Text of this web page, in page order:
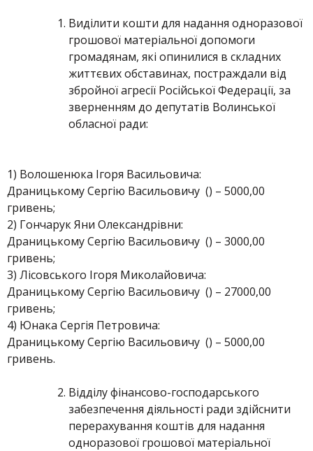
Виділити кошти для надання одноразової
грошової матеріальної допомоги
громадянам, які опинилися в складних
життєвих обставинах, постраждали від
збройної агресії Російської Федерації, за
зверненням до депутатів Волинської
обласної ради:
1) Волошенюка Ігоря Васильовича:
Драницькому Сергію Васильовичу () – 5000,00
гривень;
2) Гончарук Яни Олександрівни:
Драницькому Сергію Васильовичу () – 3000,00
гривень;
3) Лісовського Ігоря Миколайовича:
Драницькому Сергію Васильовичу () – 27000,00
гривень;
4) Юнака Сергія Петровича:
Драницькому Сергію Васильовичу () – 5000,00
гривень.
Відділу фінансово-господарського
забезпечення діяльності ради здійснити
перерахування коштів для надання
одноразової грошової матеріальної